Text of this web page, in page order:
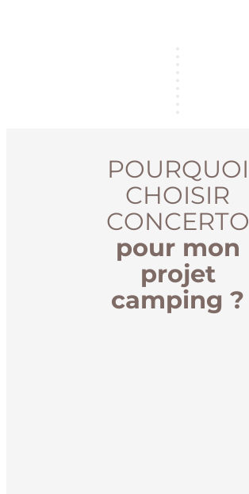
POURQUOI
CHOISIR
CONCERTO
pour mon
projet
camping ?